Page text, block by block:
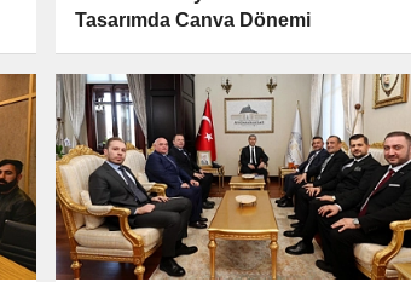
Tasarımda Canva Dönemi